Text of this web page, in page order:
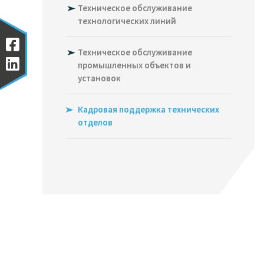
Программирование
драйверов PLC
Производство контрольных
этаж. Установка
оборудования
Перемещение и
машин от 20 тонн
рулонов
Техническое обслуживание
технологических линий
Техническое обслуживание
промышленных объектов и
установок
Кадровая поддержка технических
отделов